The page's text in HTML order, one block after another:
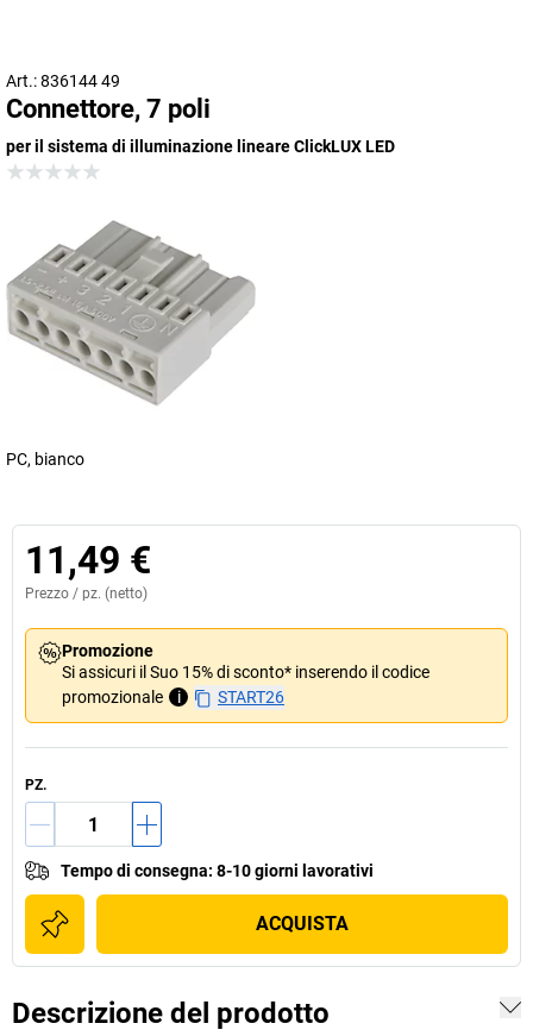
Art.: 836144 49
Connettore, 7 poli
per il sistema di illuminazione lineare ClickLUX LED
PC, bianco
11,49 €
Prezzo / pz. (netto)
Promozione
Si assicuri il Suo 15% di sconto* inserendo il codice
promozionale
i START26
PZ.
Tempo di consegna: 8-10 giorni lavorativi
ACQUISTA
Descrizione del prodotto